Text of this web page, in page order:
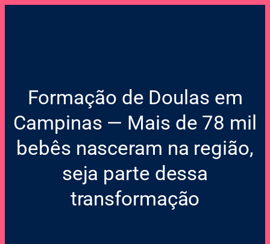
Formação de Doulas em
Campinas — Mais de 78 mil
bebês nasceram na região,
seja parte dessa
transformação